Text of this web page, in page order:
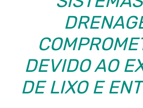
DEVIDO AO
DE LIXO E